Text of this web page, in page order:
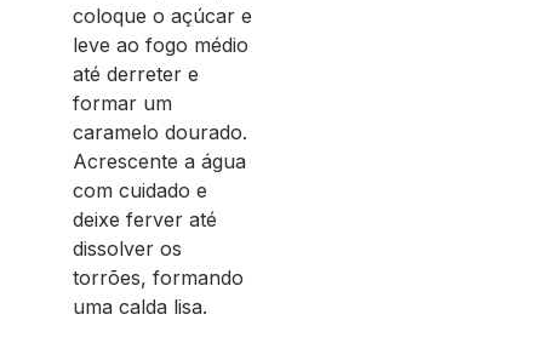
coloque o açúcar e
leve ao fogo médio
até derreter e
formar um
caramelo dourado.
Acrescente a água
com cuidado e
deixe ferver até
dissolver os
torrões, formando
uma calda lisa.